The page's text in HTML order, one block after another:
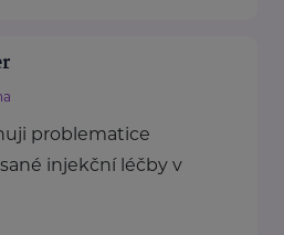
problematice
injekční léčby v